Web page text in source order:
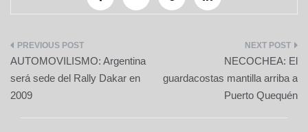
Navegación
de
entradas
AUTOMOVILISMO: Argentina
será sede del Rally Dakar en
2009
NECOCHEA: El
guardacostas mantilla arriba a
Puerto Quequén